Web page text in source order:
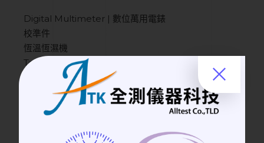
Digital Multimeter | 數位萬用電錶
校準件
恆溫恆濕機
Torque Wrench | 扭力扳手
掀蓋式隔離箱
Spectrum Analyzers 頻譜分析儀
氣動式隔離箱